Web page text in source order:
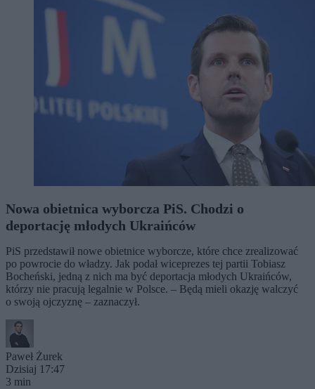
Nowa obietnica wyborcza PiS. Chodzi o
deportację młodych Ukraińców
PiS przedstawił nowe obietnice wyborcze, które chce zrealizować
po powrocie do władzy. Jak podał wiceprezes tej partii Tobiasz
Bocheński, jedną z nich ma być deportacja młodych Ukraińców,
którzy nie pracują legalnie w Polsce. – Będą mieli okazję walczyć
o swoją ojczyznę – zaznaczył.
Paweł Żurek
Dzisiaj 17:47
3 min